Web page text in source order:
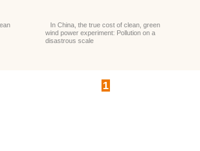
In China, the true cost of clean, green
wind power experiment: Pollution on a
disastrous scale
1